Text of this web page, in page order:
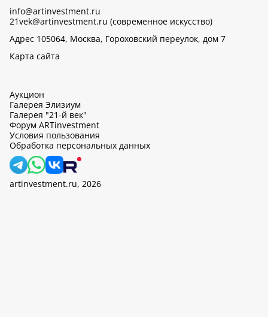
info@artinvestment.ru
21vek@artinvestment.ru (современное искусство)
Адрес 105064, Москва, Гороховский переулок, дом 7
Карта сайта
Аукцион
Галерея Элизиум
Галерея "21-й век"
Форум ARTinvestment
Условия пользования
Обработка персональных данных
artinvestment.ru, 2026